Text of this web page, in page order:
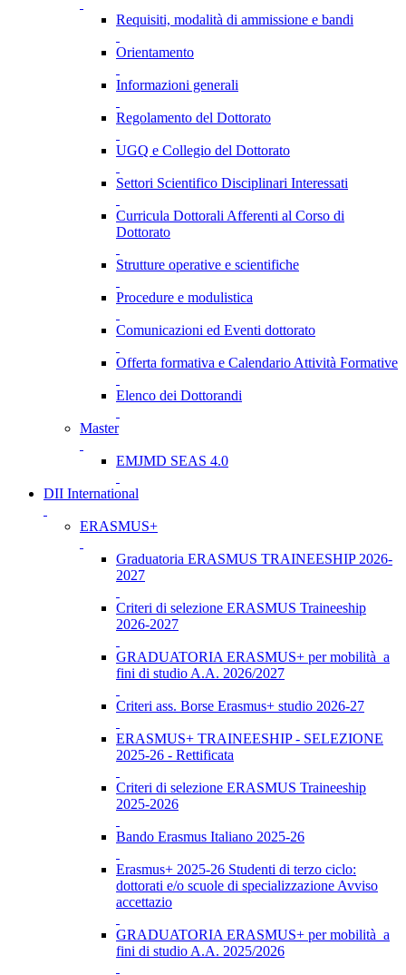
Requisiti, modalità di ammissione e bandi
Orientamento
Informazioni generali
Regolamento del Dottorato
UGQ e Collegio del Dottorato
Settori Scientifico Disciplinari Interessati
Curricula Dottorali Afferenti al Corso di
Dottorato
Strutture operative e scientifiche
Procedure e modulistica
Comunicazioni ed Eventi dottorato
Offerta formativa e Calendario Attività Formative
Elenco dei Dottorandi
Master
EMJMD SEAS 4.0
DII International
ERASMUS+
Graduatoria ERASMUS TRAINEESHIP 2026-
2027
Criteri di selezione ERASMUS Traineeship
2026-2027
GRADUATORIA ERASMUS+ per mobilità a
fini di studio A.A. 2026/2027
Criteri ass. Borse Erasmus+ studio 2026-27
ERASMUS+ TRAINEESHIP - SELEZIONE
2025-26 - Rettificata
Criteri di selezione ERASMUS Traineeship
2025-2026
Bando Erasmus Italiano 2025-26
Erasmus+ 2025-26 Studenti di terzo ciclo:
dottorati e/o scuole di specializzazione Avviso
accettazio
GRADUATORIA ERASMUS+ per mobilità a
fini di studio A.A. 2025/2026